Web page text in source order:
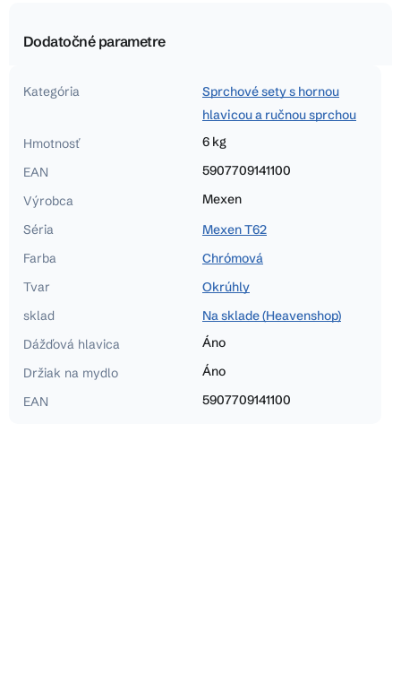
Dodatočné parametre
Kategória
Sprchové sety s hornou
hlavicou a ručnou sprchou
Hmotnosť
6 kg
EAN
5907709141100
Výrobca
Mexen
Séria
Mexen T62
Farba
Chrómová
Tvar
Okrúhly
sklad
Na sklade (Heavenshop)
Dážďová hlavica
Áno
Držiak na mydlo
Áno
EAN
5907709141100